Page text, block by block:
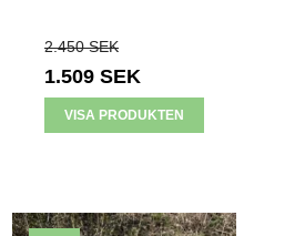
2.450 SEK
1.509 SEK
VISA PRODUKTEN